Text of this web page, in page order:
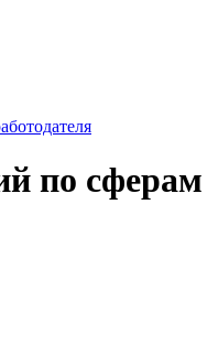
по сферам